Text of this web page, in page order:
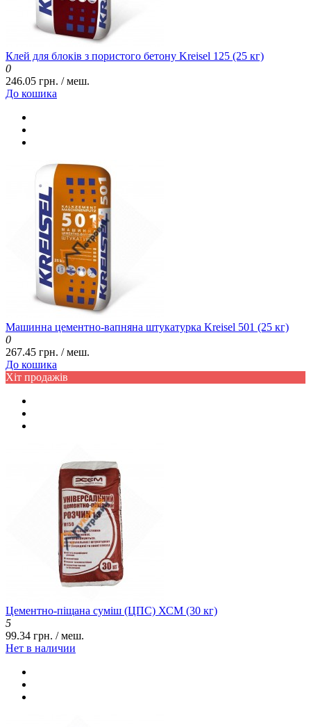
Клей для блоків з пористого бетону Kreisel 125 (25 кг)
0
246.05 грн. / меш.
До кошика
Машинна цементно-вапняна штукатурка Kreisel 501 (25 кг)
0
267.45 грн. / меш.
До кошика
Хіт продажів
Цементно-піщана суміш (ЦПС) ХСМ (30 кг)
5
99.34 грн. / меш.
Нет в наличии